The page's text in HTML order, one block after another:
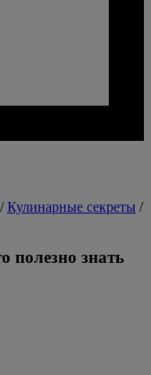
/Кулинарные секреты /
полезно знать